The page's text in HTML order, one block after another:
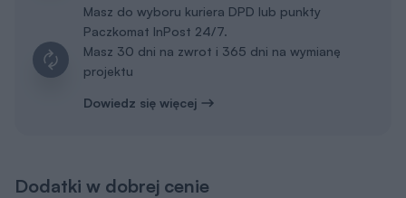
Masz do wyboru kuriera DPD lub punkty
Paczkomat InPost 24/7.
Masz 30 dni na zwrot i 365 dni na wymianę
projektu
Dowiedz się więcej
Dodatki w dobrej cenie